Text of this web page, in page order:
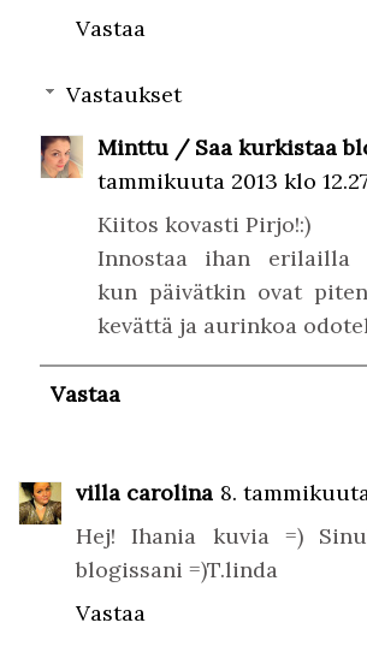
Vastaa
Vastaukset
Minttu / Saa kurkistaa
tammikuuta 2013 klo
Kiitos kovasti Pirjo!:)
Innostaa ihan erilailla
kun päivätkin ovat
kevättä ja aurinkoa
Vastaa
villa carolina 8.
Hej! Ihania kuvia =)
blogissani =)T.linda
Vastaa